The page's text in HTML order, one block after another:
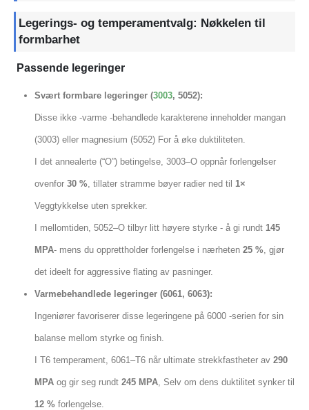
Legerings- og temperamentvalg: Nøkkelen til
formbarhet
Passende legeringer
Svært formbare legeringer (3003, 5052):
Disse ikke -varme -behandlede karakterene inneholder mangan
(3003) eller magnesium (5052) For å øke duktiliteten.
I det annealerte (“O”) betingelse, 3003–O oppnår forlengelser
ovenfor 30 %, tillater stramme bøyer radier ned til 1×
Veggtykkelse uten sprekker.
I mellomtiden, 5052–O tilbyr litt høyere styrke - å gi rundt 145
MPA- mens du opprettholder forlengelse i nærheten 25 %, gjør
det ideelt for aggressive flating av pasninger.
Varmebehandlede legeringer (6061, 6063):
Ingeniører favoriserer disse legeringene på 6000 -serien for sin
balanse mellom styrke og finish.
I T6 temperament, 6061–T6 når ultimate strekkfastheter av 290
MPAog gir seg rundt 245 MPA, Selv om dens duktilitet synker til
12 %forlengelse.